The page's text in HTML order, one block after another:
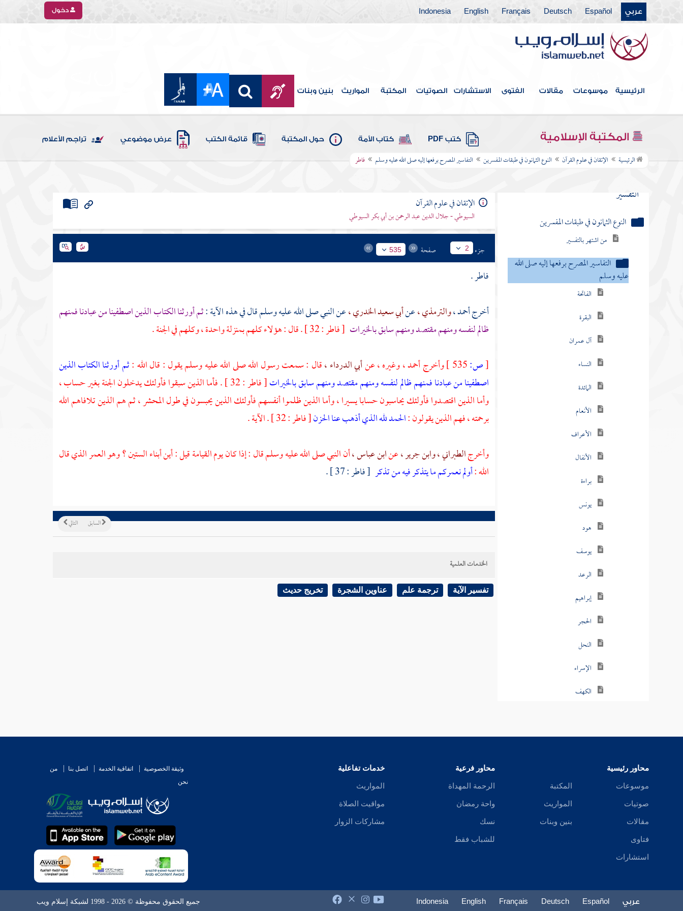
عربي Español
Deutsch
Français
English
Indonesia دخول
الرئيسية موسوعات مقالات الفتوى الاستشارات الصوتيات المكتبة المواريث بنين وبنات
المكتبة الإسلامية كتب PDF كتاب الأمة حول المكتبة قائمة الكتب عرض موضوعي تراجم الأعلام
الرئيسية الإتقان في علوم القرآن النوع الثمانون في طبقات المفسرين التفاسير المصرح برفعها إليه صلى الله عليه وسلم فاطر
النوع الخامس والسبعون في خواص
القرآن
وتأويله وبيان شرفه والحاجة إليه
النوع الثامن والسبعون في معرفة شروط المفسر
وآدابه
التفسير
النوع الثمانون في طبقات المفسرين
من اشتهر بالتفسير
التفاسير المصرح برفعها إليه صلى الله
عليه وسلم
الفاتحة
البقرة
آل عمران
النساء
المائدة
الأنعام
الأعراف
الأنفال
براءة
يونس
هود
يوسف
الرعد
إبراهيم
الحجر
النحل
الإسراء
الكهف
العنكبوت
الإتقان في علوم القرآن
السيوطي - جلال الدين عبد الرحمن بن أبي بكر السيوطي
جزء 2 صفحة 535
فاطر .
أخرجأحمد ،والترمذي ،عنأبي سعيد الخدري ،عن النبي صلى الله عليه وسلم قال في هذه الآية :ثم أورثنا الكتاب الذين اصطفينا من عبادنا فمنهم
ظالم لنفسه ومنهم مقتصد ومنهم سابق بالخيرات [ فاطر : 32 ] . قال : هؤلاء كلهم بمنزلة واحدة ، وكلهم في الجنة .
[ص: وأخرجأحمد ،وغيره ، عنأبي الدرداء ،قال : سمعت رسول الله صلى الله عليه وسلم يقول : قال الله :ثم أورثنا الكتاب الذين
اصطفينا من عبادنا فمنهم ظالم لنفسه ومنهم مقتصد ومنهم سابق بالخيرات
[ فاطر : 32 ] . فأما الذين سبقوا فأولئك يدخلون الجنة بغير حساب ،
وأما الذين اقتصدوا فأولئك يحاسبون حسابا يسيرا ، وأما الذين ظلموا أنفسهم فأولئك الذين يحبسون في طول المحشر ، ثم هم الذين تلافاهم الله
برحمته ، فهم الذين يقولون :الحمد لله الذي أذهب عنا الحزن[ فاطر : 32 ] . الآية .
وأخرجالطبراني ،وابن جرير ،عنابن عباس ،أن النبي صلى الله عليه وسلم قال : إذا كان يوم القيامة قيل : أين أبناء الستين ؟ وهو العمر الذي قال
الله :أولم نعمركم ما يتذكر فيه من تذكر [ فاطر : 37 ] .
التالي السابق
الخدمات العلمية
تفسير الآية ترجمة علم عناوين الشجرة تخريج حديث
محاور رئيسية
موسوعات
صوتيات
مقالات
فتاوى
استشارات
المكتبة
المواريث
بنين وبنات
محاور فرعية
الرحمة المهداة
واحة رمضان
نسك
للشباب فقط
خدمات تفاعلية
المواريث
مواقيت الصلاة
مشاركات الزوار
وثيقة الخصوصية اتفاقية الخدمة اتصل بنا
من
نحن
عربي Español
Deutsch
Français
English
Indonesia جميع الحقوق محفوظة © 2026 - 1998 لشبكة إسلام ويب